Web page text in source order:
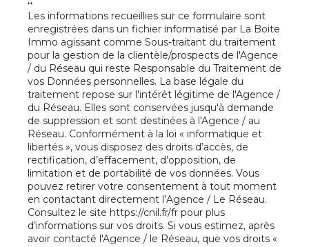
**
Les informations recueillies sur ce formulaire sont
enregistrées dans un fichier informatisé par La Boite
Immo agissant comme Sous-traitant du traitement
pour la gestion de la clientèle/prospects de l'Agence
/ du Réseau qui reste Responsable du Traitement de
vos Données personnelles. La base légale du
traitement repose sur l'intérêt légitime de l'Agence /
du Réseau. Elles sont conservées jusqu'à demande
de suppression et sont destinées à l'Agence / au
Réseau. Conformément à la loi « informatique et
libertés », vous disposez des droits d’accès, de
rectification, d’effacement, d’opposition, de
limitation et de portabilité de vos données. Vous
pouvez retirer votre consentement à tout moment
en contactant directement l’Agence / Le Réseau.
Consultez le site https://cnil.fr/fr pour plus
d’informations sur vos droits. Si vous estimez, après
avoir contacté l'Agence / le Réseau, que vos droits «